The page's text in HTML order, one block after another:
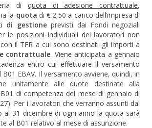
di quota di adesione contrattuale,
la quota di € 2,50 a carico dell’impresa di
di gestioneprevisti dai Fondi negoziali
le posizioni individuali dei lavoratori non
il TFR a cui sono destinati gli importi a
contrattuale. Viene anticipata a gennaio
entro cui effettuare il versamento
B01 EBAV. Il versamento avviene, quindi, in
unitamente alle quote destinate alla
di competenza del mese di gennaio di
Per i lavoratori che verranno assunti dal
al 31 dicembre di ogni anno la quota sarà
al B01 relativo al mese di assunzione.